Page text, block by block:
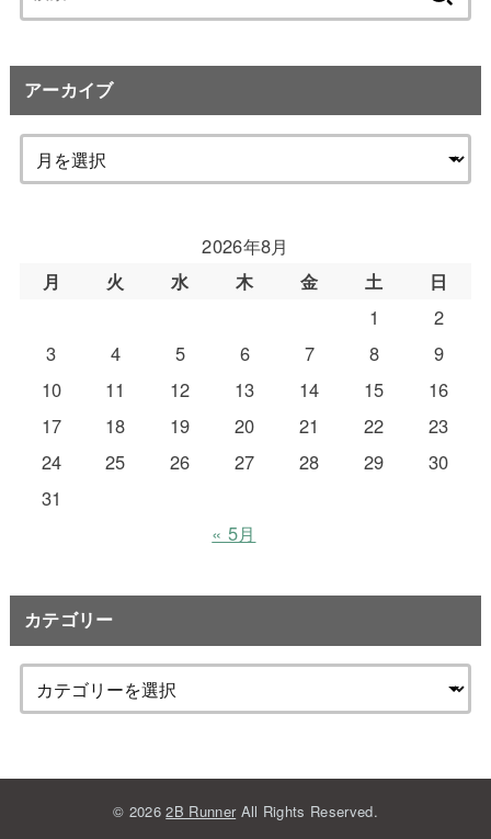
索:
アーカイブ
2026年8月
月
火 水 木 金 土
日
1
2
3
4 5 6 7 8
9
10
11 12 13 14 15
16
17
18 19 20 21 22
23
24
25 26 27 28 29
30
31
« 5月
カテゴリー
© 20262B RunnerAll Rights Reserved.